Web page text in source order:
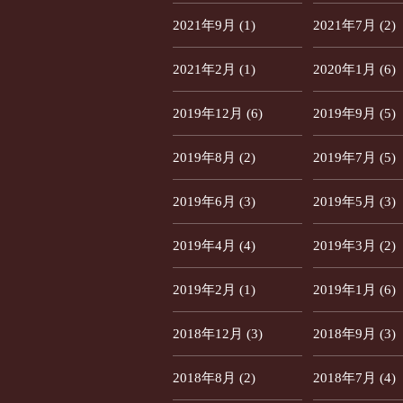
2021年9月 (1) 2021年7月 (2)
2021年2月 (1) 2020年1月 (6)
2019年12月 (6) 2019年9月 (5)
2019年8月 (2) 2019年7月 (5)
2019年6月 (3) 2019年5月 (3)
2019年4月 (4) 2019年3月 (2)
2019年2月 (1) 2019年1月 (6)
2018年12月 (3) 2018年9月 (3)
2018年8月 (2) 2018年7月 (4)